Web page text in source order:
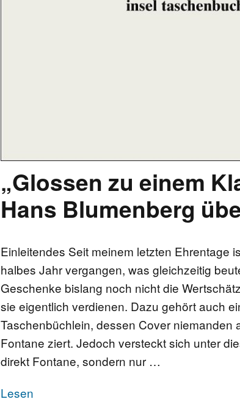
„Glossen zu einem
Hans Blumenberg
Einleitendes Seit meinem letzten Ehrentage
halbes Jahr vergangen, was gleichzeitig
Geschenke bislang noch nicht die
sie eigentlich verdienen. Dazu gehört auch
Taschenbüchlein, dessen Cover niemanden
Fontane ziert. Jedoch versteckt sich unter
direkt Fontane, sondern nur …
Lesen